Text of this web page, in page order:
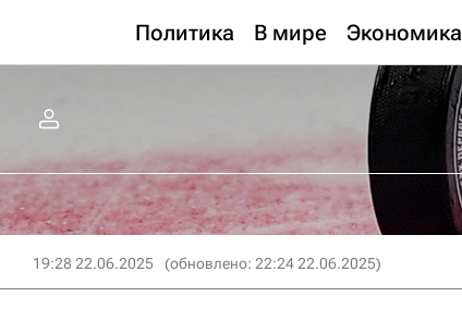
Политика В мире Экономика
19:28 22.06.2025 (обновлено: 22:24 22.06.2025)